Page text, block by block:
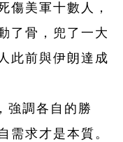
傷美軍十數人，
了骨，兜了一大
此前與伊朗達成
強調各自的勝
需求才是本質。